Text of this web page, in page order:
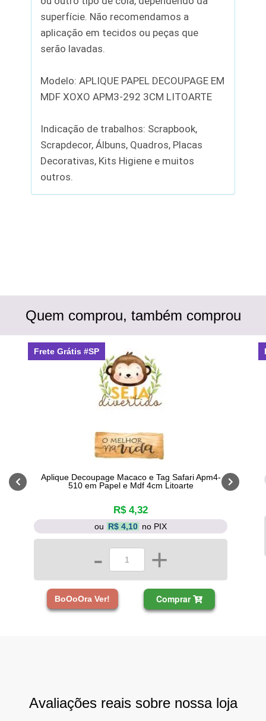
superfície. Não recomendamos a
aplicação em tecidos ou peças que
serão lavadas.
Modelo: APLIQUE PAPEL DECOUPAGE EM
MDF XOXO APM3-292 3CM LITOARTE
Indicação de trabalhos: Scrapbook,
Scrapdecor, Álbuns, Quadros, Placas
Decorativas, Kits Higiene e muitos
outros.
Quem comprou, também comprou
Aplique Decoupage Macaco e Tag Safari Apm4-
510 em Papel e Mdf 4cm Litoarte
R$ 4,32
ou R$ 4,10 no PIX
- +
BoOoOra Ver! Comprar
Frete Grátis #SP
Avaliações reais sobre nossa loja